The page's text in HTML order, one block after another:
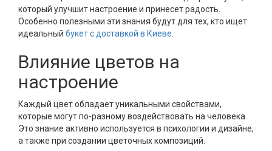
который улучшит настроение и принесет радость.
Особенно полезными эти знания будут для тех, кто ищет
идеальный букет с доставкой в Киеве
Влияние цветов на
настроение
Каждый цвет обладает уникальными свойствами,
которые могут по-разному воздействовать на человека.
Это знание активно используется в психологии и дизайне,
а также при создании цветочных композиций.